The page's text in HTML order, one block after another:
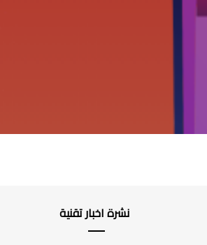
نشرة اخبار تقنية